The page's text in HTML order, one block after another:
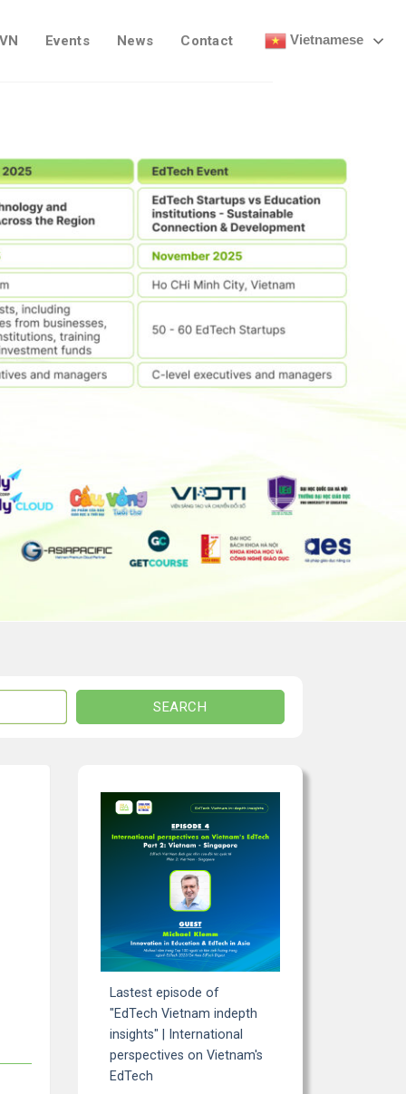
Events News Contact Vietnamese
SEARCH
Lastest episode of
"EdTech Vietnam indepth
insights" | International
perspectives on Vietnam's
EdTech